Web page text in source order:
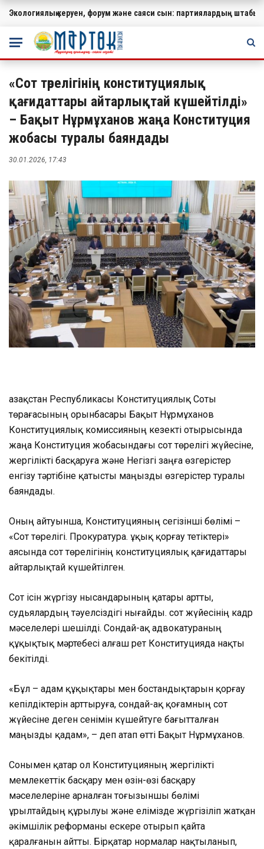
МАҢЫЗДЫ
Экологиялық керуен, форум және саяси сын: партиялардың
«Сот төрелігінің конституциялық
қағидаттары айтарлықтай күшейтілді»
– Бақыт Нұрмұханов жаңа Конституция
жобасы туралы баяндады
30.01.2026, 17:43
Қазақстан Республикасы Конституциялық Соты
төрағасының орынбасары Бақыт Нұрмұханов
Конституциялық комиссияның кезекті отырысында
жаңа Конституция жобасындағы сот төрелігі жүйесіне,
жергілікті басқаруға және Негізгі заңға өзгерістер
енгізу тәртібіне қатысты маңызды өзгерістер туралы
баяндады.
Оның айтуынша, Конституцияның сегізінші бөлімі –
«Сот төрелігі. Прокуратура. Құқық қорғау тетіктері»
аясында сот төрелігінің конституциялық қағидаттары
айтарлықтай күшейтілген.
Сот ісін жүргізу нысандарының қатары артты,
судьялардың тәуелсіздігі нығайды. сот жүйесінің кадр
мәселелері шешілді. Сондай-ақ адвокатураның
құқықтық мәртебесі алғаш рет Конституцияда нақты
бекітілді.
«Бұл – адам құқықтары мен бостандықтарын қорғау
кепілдіктерін арттыруға, сондай-ақ қоғамның сот
жүйесіне деген сенімін күшейтуге бағытталған
маңызды қадам», – деп атап өтті Бақыт Нұрмұханов.
Сонымен қатар ол Конституцияның жергілікті
мемлекеттік басқару мен өзін-өзі басқару
мәселелеріне арналған тоғызыншы бөлімі
Құрылтайдың құрылуы және елімізде жүргізіліп жатқан
әкімшілік реформаны ескере отырып қайта
қаралғанын айтты. Бірқатар нормалар нақтыланып,